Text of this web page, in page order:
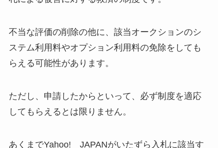
不当な評価の削除の他に、該当オークションのシ
ステム利用料やオプション利用料の免除をしても
らえる可能性があります。
ただし、申請したからといって、必ず制度を適応
してもらえるとは限りません。
あくまでYahoo! JAPANがいたずら入札に該当す